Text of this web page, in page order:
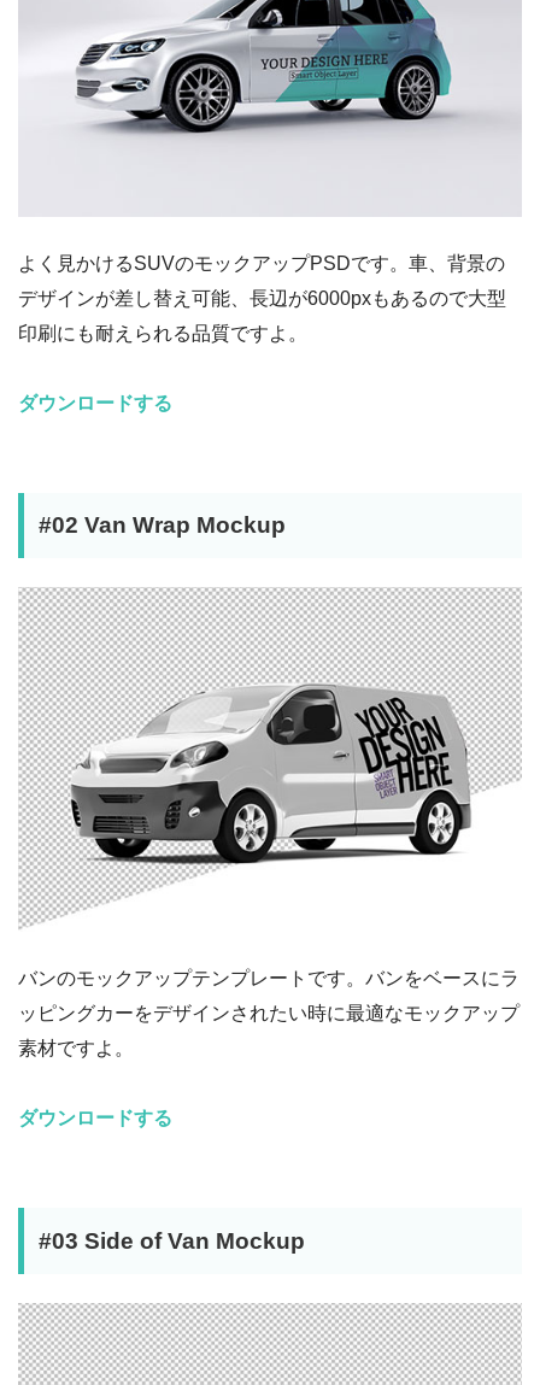
よく見かけるSUVのモックアップPSDです。車、背景の
デザインが差し替え可能、長辺が6000pxもあるので大型
印刷にも耐えられる品質ですよ。
ダウンロードする
#02 Van Wrap Mockup
バンのモックアップテンプレートです。バンをベースにラ
ッピングカーをデザインされたい時に最適なモックアップ
素材ですよ。
ダウンロードする
#03 Side of Van Mockup